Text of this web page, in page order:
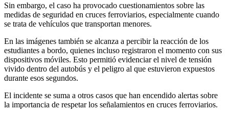
Sin embargo, el caso ha provocado cuestionamientos sobre las
medidas de seguridad en cruces ferroviarios, especialmente cuando
se trata de vehículos que transportan menores.
En las imágenes también se alcanza a percibir la reacción de los
estudiantes a bordo, quienes incluso registraron el momento con sus
dispositivos móviles. Esto permitió evidenciar el nivel de tensión
vivido dentro del autobús y el peligro al que estuvieron expuestos
durante esos segundos.
El incidente se suma a otros casos que han encendido alertas sobre
la importancia de respetar los señalamientos en cruces ferroviarios.